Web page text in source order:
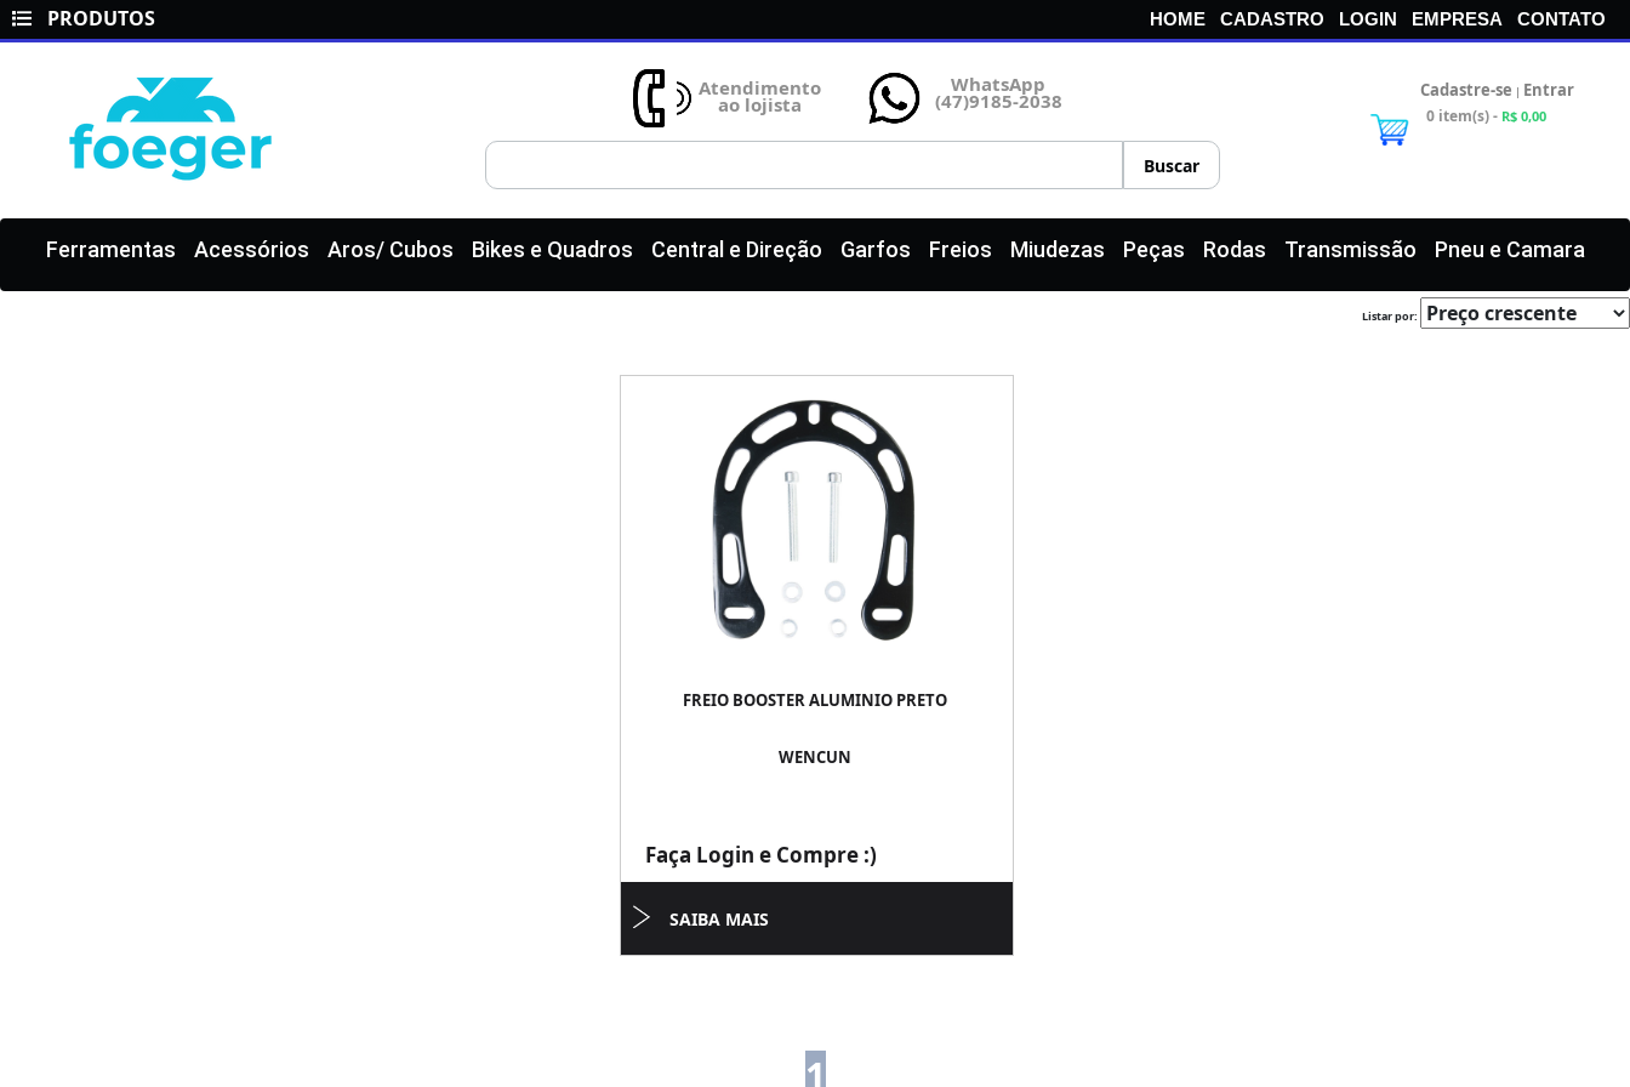
HOME CADASTRO LOGIN EMPRESA CONTATO
PRODUTOS
Atendimento
ao lojista
WhatsApp
(47)9185-2038 Cadastre-se | Entrar
0 item(s) - R$ 0,00
Ferramentas Acessórios Aros/ Cubos Bikes e Quadros Central e Direção Garfos Freios Miudezas Peças Rodas Transmissão Pneu e Camara
Listar por:
FREIO BOOSTER ALUMINIO PRETO
WENCUN
Faça Login e Compre :)
SAIBA MAIS
1